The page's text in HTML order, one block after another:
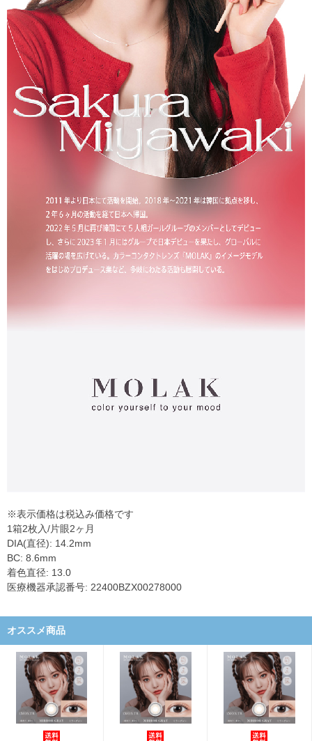
※表示価格は税込み価格です
1箱2枚入/片眼2ヶ月
DIA(直径): 14.2mm
BC: 8.6mm
着色直径: 13.0
医療機器承認番号: 22400BZX00278000
オススメ商品